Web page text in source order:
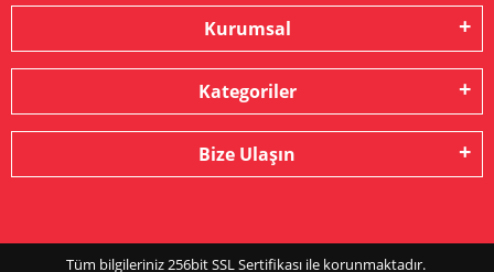
Kurumsal
Kategoriler
Bize Ulaşın
Tüm bilgileriniz 256bit SSL Sertifikası ile korunmaktadır.